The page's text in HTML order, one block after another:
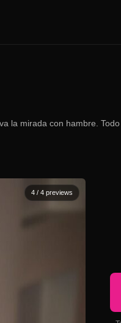
la mirada con hambre.
4 / 4 previews